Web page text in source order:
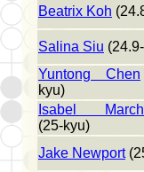
Beatrix Koh
Salina Siu
Yuntong Chen
kyu)
Isabel
(25-kyu)
Jake Newport